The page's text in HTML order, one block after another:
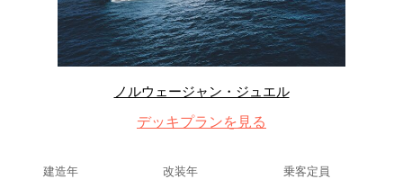
ノルウェージャン・ジュエル
デッキプランを見る
建造年 改装年 乗客定員